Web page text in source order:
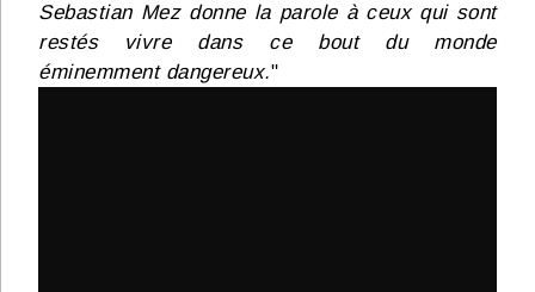
Sebastian Mez donne la parole à ceux qui sont
restés vivre dans ce bout du monde
éminemment dangereux."